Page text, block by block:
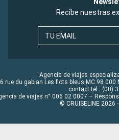
Recibe nuestras
TU EMAIL
Agencia de viajes
rue du gabian Les flots bleus MC 98
contact tel : (00)
de viajes n° 006 02 0007 –
© CRUISELINE 2026